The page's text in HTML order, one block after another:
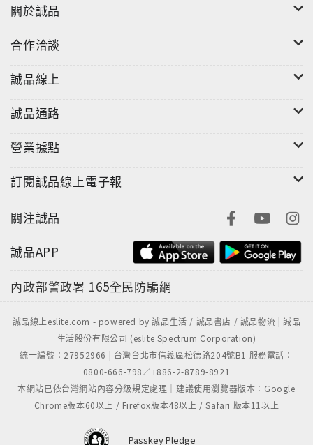
關於誠品
合作洽談
誠品線上
誠品通路
營業據點
訂閱誠品線上電子報
關注誠品
誠品APP
內政部警政署 165全民防騙網
誠品線上eslite.com - powered by 誠品生活 / 誠品書店 / 誠品物流 | 誠品
生活股份有限公司 (eslite Spectrum Corporation)
統一編號：27952966 | 台灣台北市信義區松德路204號B1 服務電話：
0800-666-798／+886-2-8789-8921
本網站已依台灣網站內容分級規定處理｜建議使用瀏覽器版本：Google
Chrome版本60以上 / Firefox版本48以上 / Safari 版本11以上
Passkey Pledge